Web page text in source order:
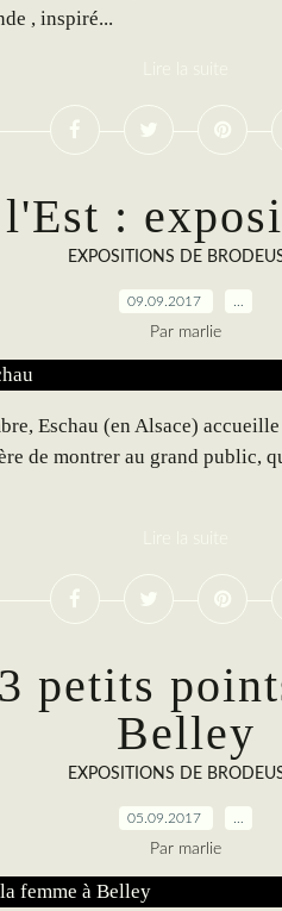
, inspiré...
:
EXPOSITIONS DE
09.09.2017
Par marlie
Eschau (en Alsace)
de montrer au grand public,
petits
Belley
EXPOSITIONS DE
05.09.2017
Par marlie